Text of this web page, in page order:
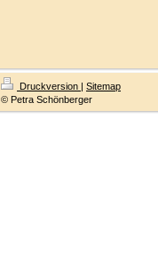
Druckversion | Sitemap
© Petra Schönberger